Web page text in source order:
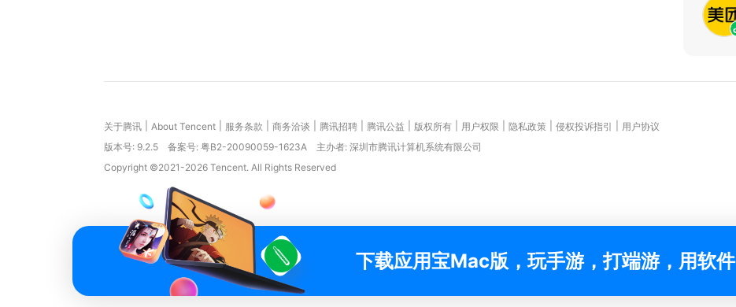
关于腾讯 About Tencent 服务条款 商务洽谈 腾讯招聘 腾讯公益 版权所有 用户权限 隐私政策 侵权投诉指引
用户协议
版本号: 9.2.5 备案号: 粤B2-20090059-1623A
主办者: 深圳市腾讯计算机系统有限公司
Copyright ©2021-2026 Tencent. All Rights Reserved
下载应用宝Mac版，玩手游，打端游，用软件